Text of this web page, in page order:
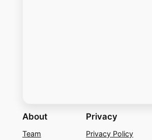
About
Team
Privacy
Privacy Policy